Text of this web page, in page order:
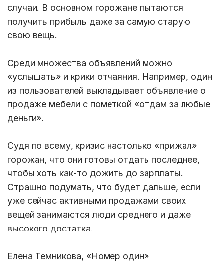
случаи. В основном горожане пытаются
получить прибыль даже за самую старую
свою вещь.
Среди множества объявлений можно
«услышать» и крики отчаяния. Например, один
из пользователей выкладывает объявление о
продаже мебели с пометкой «отдам за любые
деньги».
Судя по всему, кризис настолько «прижал»
горожан, что они готовы отдать последнее,
чтобы хоть как-то дожить до зарплаты.
Страшно подумать, что будет дальше, если
уже сейчас активными продажами своих
вещей занимаются люди среднего и даже
высокого достатка.
Елена Темникова, «Номер один»